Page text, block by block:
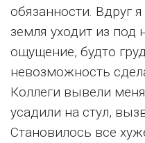
обязанности. Вдруг
земля уходит из под
ощущение, будто
невозможность
Коллеги вывели
усадили на стул,
Становилось все